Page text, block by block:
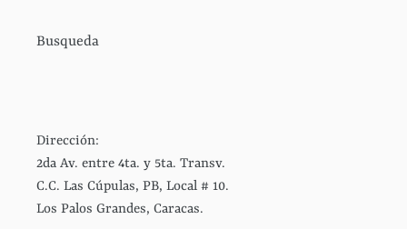
Busqueda
Dirección:
2da Av. entre 4ta. y 5ta. Transv.
C.C. Las Cúpulas, PB, Local # 10.
Los Palos Grandes, Caracas.